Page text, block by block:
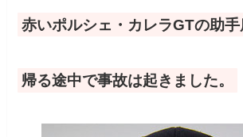
赤いポルシェ・カレラGTの助手
帰る途中で事故は起きました。